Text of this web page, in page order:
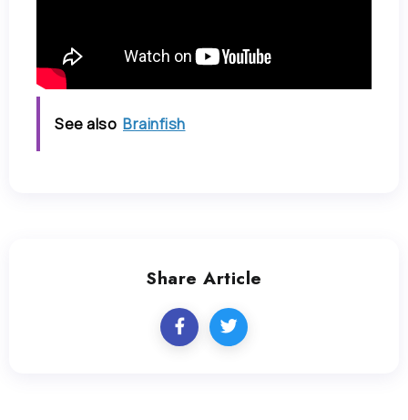
See also Brainfish
Share Article